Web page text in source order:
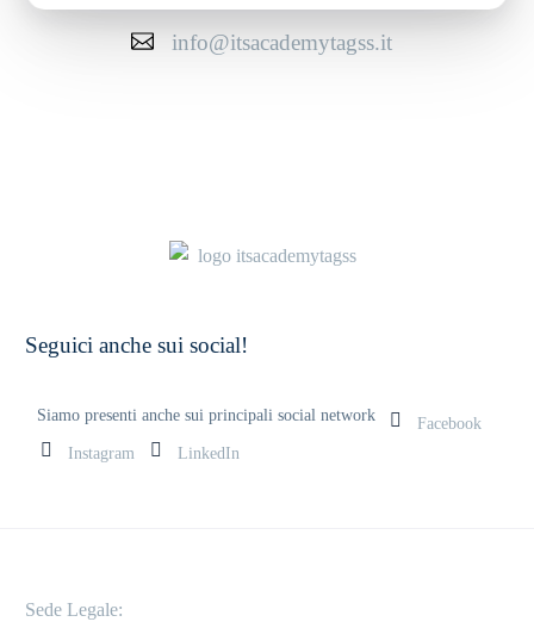
info@itsacademytagss.it
Seguici anche sui social!
Siamo presenti anche sui principali social network
Facebook
Instagram
LinkedIn
Sede Legale: